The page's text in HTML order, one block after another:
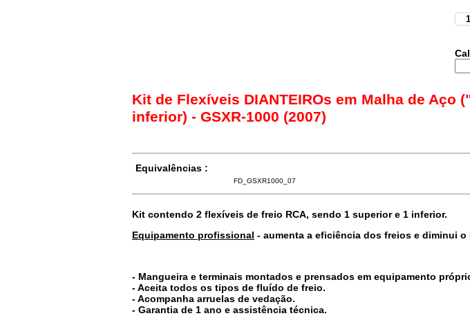
Kit de Flexíveis DIANTEIROs em Malha de Aço
inferior) - GSXR-1000 (2007)
Equivalências :
FD_GSXR1000_07
Kit contendo 2 flexíveis de freio RCA, sendo 1 superior e 1 inferior.
Equipamento profissional - aumenta a eficiência dos freios e diminui
- Mangueira e terminais montados e prensados em equipamento
- Aceita todos os tipos de fluído de freio.
- Acompanha arruelas de vedação.
- Garantia de 1 ano e assistência técnica.